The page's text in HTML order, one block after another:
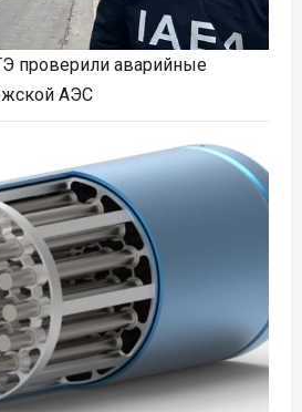
проверили аварийные
АЭС